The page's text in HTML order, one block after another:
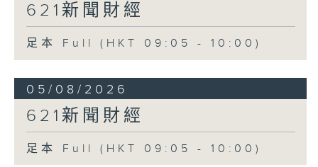
621新聞財經
足本 Full (HKT 09:05 - 10:00)
05/08/2026
621新聞財經
足本 Full (HKT 09:05 - 10:00)